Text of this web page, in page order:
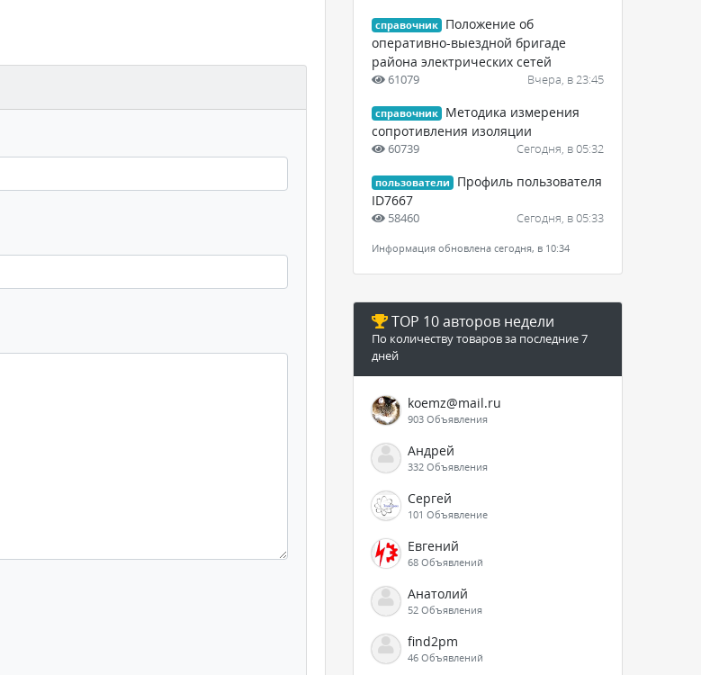
справочник
Положение об
оперативно-выездной бригаде
района электрических сетей
61079 Вчера, в 23:45
справочник
Методика измерения
сопротивления изоляции
60739 Сегодня, в 05:32
пользователи
Профиль пользователя
ID7667
58460 Сегодня, в 05:33
Информация обновлена сегодня, в 10:34
TOP 10 авторов недели
По количеству товаров за последние 7
дней
koemz@mail.ru
903 Объявления
Андрей
332 Объявления
Сергей
101 Объявление
Евгений
68 Объявлений
Анатолий
52 Объявления
find2pm
46 Объявлений